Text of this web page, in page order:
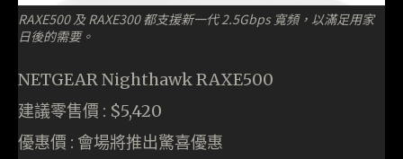
RAXE500 及 RAXE300 都支援新一代 2.5Gbps 寬頻，以滿足用家
日後的需要。
NETGEAR Nighthawk RAXE500
建議零售價 : $5,420
優惠價 : 會場將推出驚喜優惠